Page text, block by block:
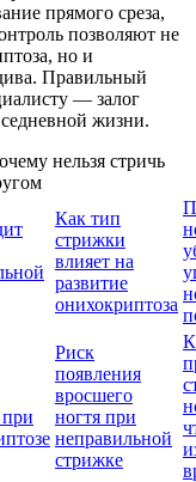
прямого среза,
позволяют не
но и
Правильный
— залог
жизни.
Как тип
стрижки
влияет на
развитие
онихокриптоза
Риск
появления
вросшего
ногтя при
неправильной
стрижке